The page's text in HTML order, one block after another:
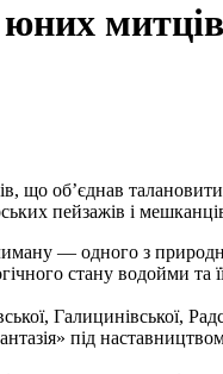
що об’єднав
пейзажів і
— одного з
стану водойми та
Галицинівської,
під